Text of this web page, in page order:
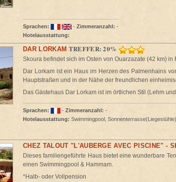
Sprachen: - Zimmeranzahl: -
Hotelausstattung:
DAR LORKAM TREFFER: 20%
Skoura befindet sich im Osten von Ouarzazate (42 km)
Dar Lorkam ist ein Haus im Herzen des Palmenhains
Hauptstraßen und in der Nähe der freundlichen
Das Gästehaus Dar Lorkam ist im örtlichen Stil (Lehm
Sprachen: - Zimmeranzahl: -
Hotelausstattung: Swimmingpool,
CHEZ TALOUT "L'AUBERGE AVEC PISCINE" -
Dieses familiengeführte Haus bietet eine wunderbare
einen Swimmingpool & Hammam.
*Halb- oder Vollpension